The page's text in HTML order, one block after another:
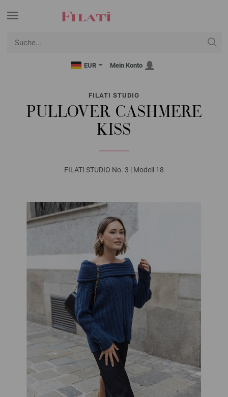
EUR Mein Konto
FILATI STUDIO
PULLOVER CASHMERE
KISS
FILATI STUDIO No. 3 | Modell 18